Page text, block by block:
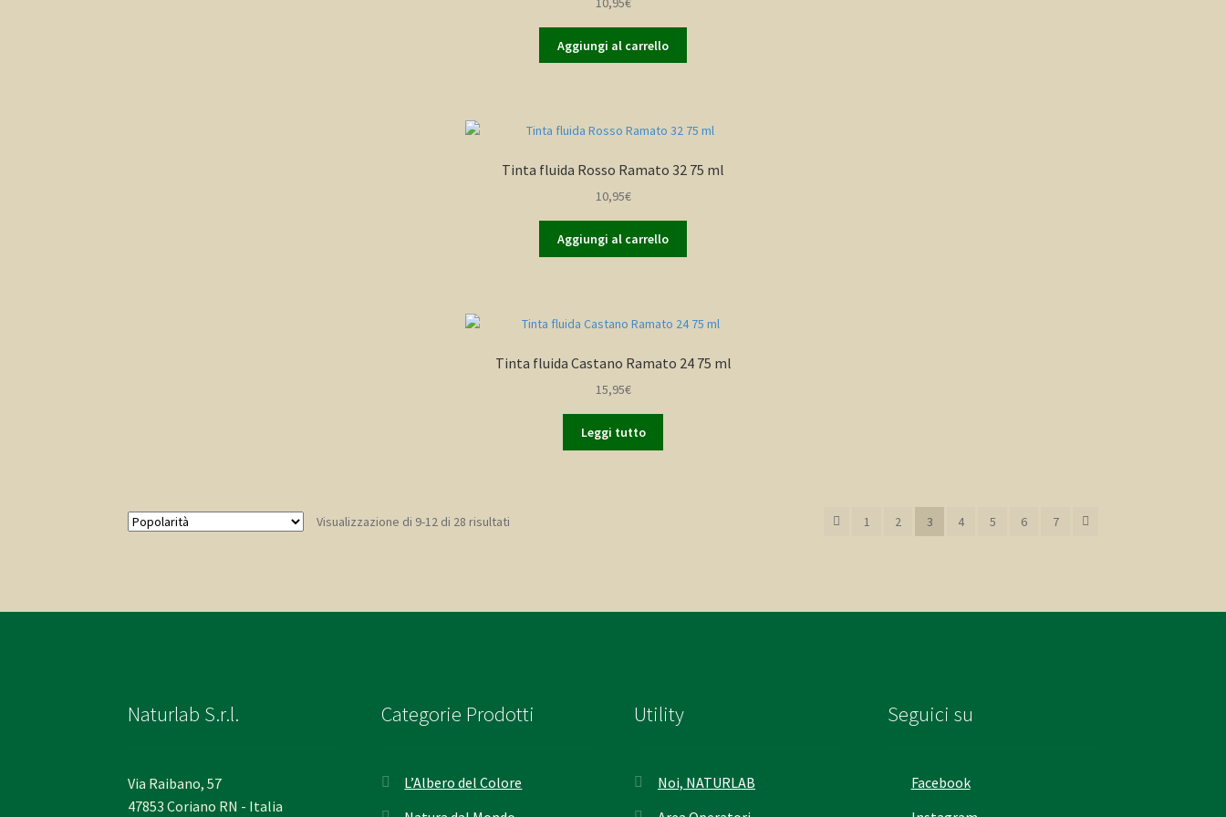
Aggiungi al carrello
Tinta fluida Rosso Ramato 32 75 ml
10,95€
Aggiungi al carrello
Tinta fluida Castano Ramato 24 75 ml
15,95€
Leggi tutto
Visualizzazione di 9-12 di 28 risultati 1 2 3 4 5 6 7
Naturlab S.r.l.
Via Raibano, 57
47853 Coriano RN - Italia
Categorie Prodotti
L’Albero del Colore
Utility
Noi, NATURLAB
Seguici su
Facebook